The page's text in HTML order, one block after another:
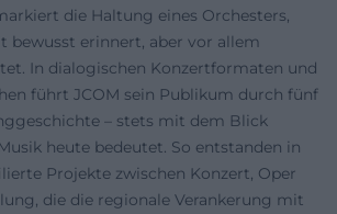
die Haltung eines Orchesters,
bewusst erinnert, aber vor allem
In dialogischen Konzertformaten und
führt JCOM sein Publikum durch fünf
– stets mit dem Blick
heute bedeutet. So entstanden in
Projekte zwischen Konzert, Oper
die die regionale Verankerung mit